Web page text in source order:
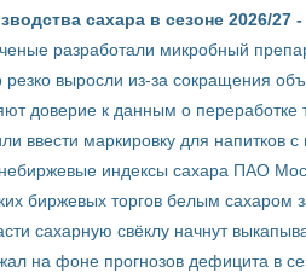
сахара в сезоне 2026/
разработали микробный
выросли из-за сокращения
доверие к данным о переработке
ввести маркировку для напитков
индексы сахара ПАО
биржевых торгов белым сахаром
сахарную свёклу начнут
на фоне прогнозов дефицита в